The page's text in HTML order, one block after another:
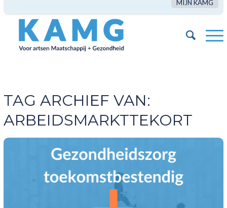
MIJN KAMG
TAG ARCHIEF VAN:
ARBEIDSMARKTTEKORT